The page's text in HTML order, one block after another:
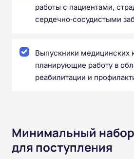
работы с пациентами,
сердечно‑сосудистыми
Выпускники медицинских
планирующие работу в
реабилитации и
Минимальный
для поступления